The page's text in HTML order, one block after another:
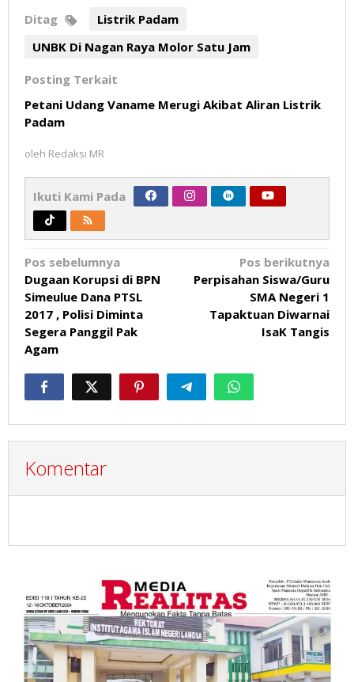
Ditag
Listrik Padam
UNBK Di Nagan Raya Molor Satu Jam
Posting Terkait
Petani Udang Vaname Merugi Akibat Aliran Listrik
Padam
oleh Redaksi MR
Ikuti Kami Pada
Navigasi
pos
Pos sebelumnya
Dugaan Korupsi di BPN
Simeulue Dana PTSL
2017 , Polisi Diminta
Segera Panggil Pak
Agam
Pos berikutnya
Perpisahan Siswa/Guru
SMA Negeri 1
Tapaktuan Diwarnai
IsaK Tangis
Komentar